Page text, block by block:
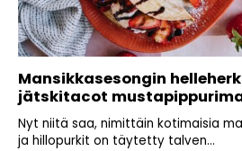
Mansikkasesongin
jätskitacot
Nyt niitä saa, nimittäin kotimaisia
ja hillopurkit on täytetty talven...